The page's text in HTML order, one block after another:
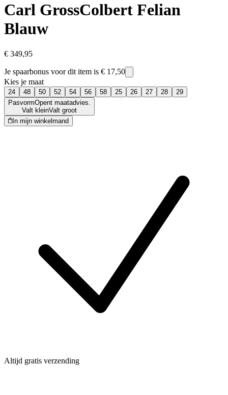
Carl GrossColbert Felian
Blauw
€ 349,95
Je spaarbonus voor dit item is € 17,50
Kies je maat
24 48 50 52 54 56 58 25 26 27 28
29
PasvormOpent maatadvies.
Valt kleinValt groot
In mijn winkelmand
Altijd gratis verzending